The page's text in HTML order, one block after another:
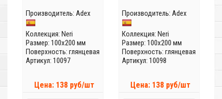
Производитель: Adex
Коллекция: Neri
Размер: 100x200 мм
Поверхность: глянцевая
Артикул: 10097
Цена: 138 руб/шт
Производитель: Adex
Коллекция: Neri
Размер: 100x200 мм
Поверхность: глянцевая
Артикул: 10098
Цена: 138 руб/шт